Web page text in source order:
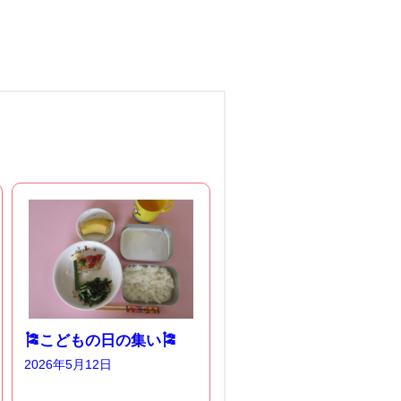
🎏こどもの日の集い🎏
2026年5月12日